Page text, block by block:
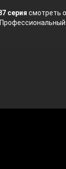
серия смотреть